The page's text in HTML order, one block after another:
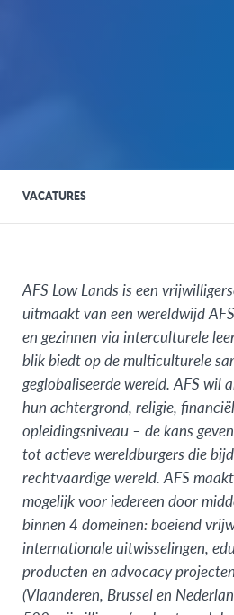
VACATURES
AFS Low Lands is een
uitmaakt van een wereldwijd
en gezinnen via interculturele
blik biedt op de multiculturele
geglobaliseerde wereld.AFS wil
hun achtergrond, religie,
opleidingsniveau – de kans
tot actieve wereldburgers die
rechtvaardige wereld. AFS
mogelijk voor iedereen door
binnen 4 domeinen: boeiend
internationale uitwisselingen,
producten en advocacy
(Vlaanderen, Brussel en